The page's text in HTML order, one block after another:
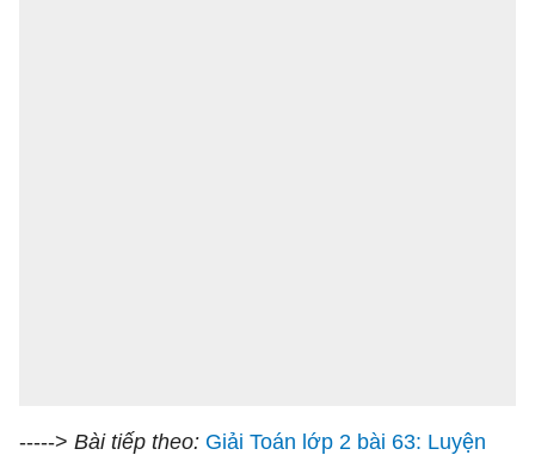
-----> Bài tiếp theo: Giải Toán lớp 2 bài 63: Luyện